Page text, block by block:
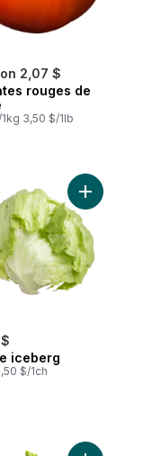
2,07 $
rouges de
1kg 3,50 $/1lb
panier
iceberg
$/1ch
Ajouter